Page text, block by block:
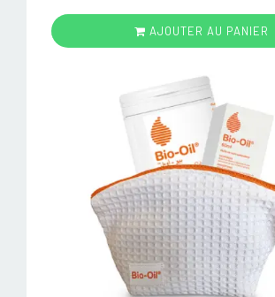
AJOUTER AU PANIER